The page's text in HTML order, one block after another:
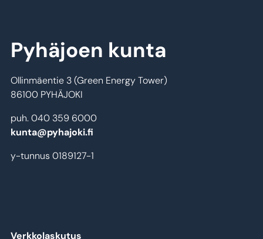
Pyhäjoen kunta
Ollinmäentie 3 (Green Energy Tower)
86100 PYHÄJOKI
puh. 040 359 6000
kunta@pyhajoki.fi
y-tunnus 0189127-1
Verkkolaskutus